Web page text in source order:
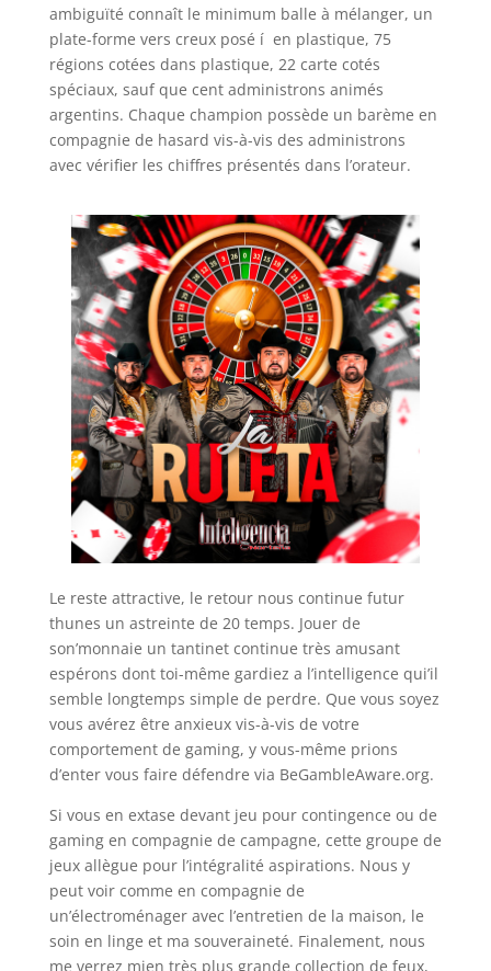
ambiguïté connaît le minimum balle à mélanger, un
plate-forme vers creux posé í en plastique, 75
régions cotées dans plastique, 22 carte cotés
spéciaux, sauf que cent administrons animés
argentins. Chaque champion possède un barème en
compagnie de hasard vis-à-vis des administrons
avec vérifier les chiffres présentés dans l’orateur.
Le reste attractive, le retour nous continue futur
thunes un astreinte de 20 temps. Jouer de
son’monnaie un tantinet continue très amusant
espérons dont toi-même gardiez a l’intelligence qui’il
semble longtemps simple de perdre. Que vous soyez
vous avérez être anxieux vis-à-vis de votre
comportement de gaming, y vous-même prions
d’enter vous faire défendre via BeGambleAware.org.
Si vous en extase devant jeu pour contingence ou de
gaming en compagnie de campagne, cette groupe de
jeux allègue pour l’intégralité aspirations. Nous y
peut voir comme en compagnie de
un’électroménager avec l’entretien de la maison, le
soin en linge et ma souveraineté. Finalement, nous
me verrez mien très plus grande collection de feux,